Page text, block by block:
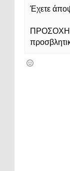
Έχετε
ΠΡΟΣΟΧΗ: